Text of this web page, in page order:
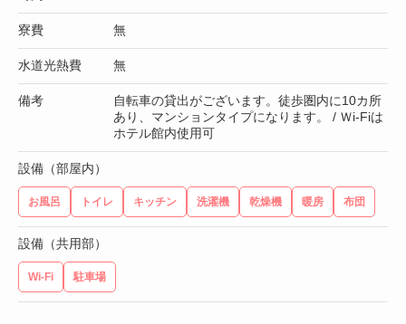
寮費 無
水道光熱費 無
備考
自転車の貸出がございます。徒歩圏内に10カ所
あり、マンションタイプになります。 / Ｗi-Fiは
ホテル館内使用可
設備（部屋内）
お風呂 トイレ キッチン 洗濯機 乾燥機 暖房 布団
設備（共用部）
Wi-Fi 駐車場